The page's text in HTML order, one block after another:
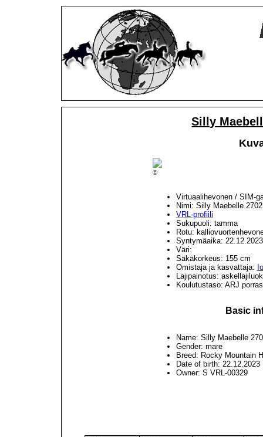
Silly
©
Virtuaalihevonen / SIM-
Nimi: Silly Maebelle 2702
VRL-profiili
Sukupuoli: tamma
Rotu:
Syntymäaika: 22.12.2023
Väri:
Säkäkorkeus: 155 cm
Omistaja ja kasvattaja:
Lajipainotus:
Koulutustaso: ARJ
Basic
Name: Silly Maebelle
Gender: mare
Breed: Rocky Mountain
Date of birth: 22.12.2023
Owner: S VRL-00329